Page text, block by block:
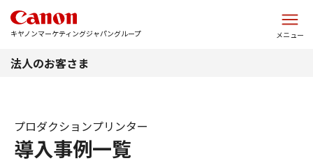
キヤノンマーケティングジャパングループ メニュー
法人のお客さま
導入事例一覧
プロダクションプリンター